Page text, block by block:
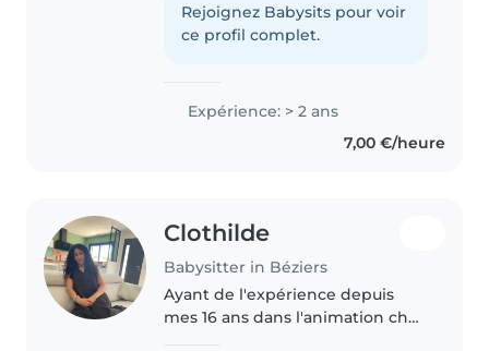
motivée, et je m'engage à
m'occuper de vos enfants avec
Rejoignez Babysits pour voir
ce profil complet.
Expérience: > 2 ans
7,00 €/heure
Clothilde
Babysitter in Béziers
Ayant de l'expérience depuis
mes 16 ans dans l'animation chez